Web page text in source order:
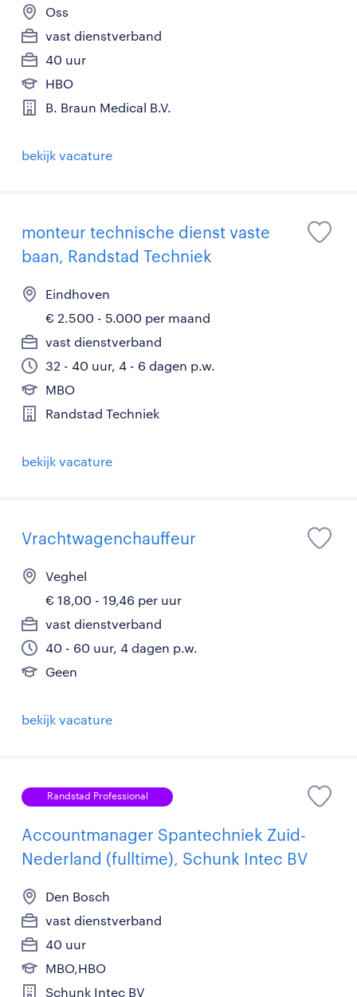
Oss
vast dienstverband
40 uur
HBO
B. Braun Medical B.V.
bekijk vacature
monteur technische dienst vaste
baan, Randstad Techniek
Eindhoven
€ 2.500 - 5.000 per maand
vast dienstverband
32 - 40 uur, 4 - 6 dagen p.w.
MBO
Randstad Techniek
bekijk vacature
Vrachtwagenchauffeur
Veghel
€ 18,00 - 19,46 per uur
vast dienstverband
40 - 60 uur, 4 dagen p.w.
Geen
bekijk vacature
Randstad Professional
Accountmanager Spantechniek Zuid-
Nederland (fulltime), Schunk Intec BV
Den Bosch
vast dienstverband
40 uur
MBO,HBO
Schunk Intec BV